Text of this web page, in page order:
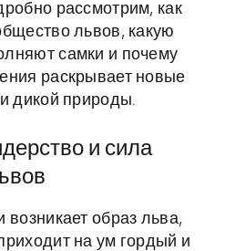
рассмотрим, как
львов, какую
самки и почему
раскрывает новые
дикой природы.
и сила
возникает образ льва,
на ум гордый и